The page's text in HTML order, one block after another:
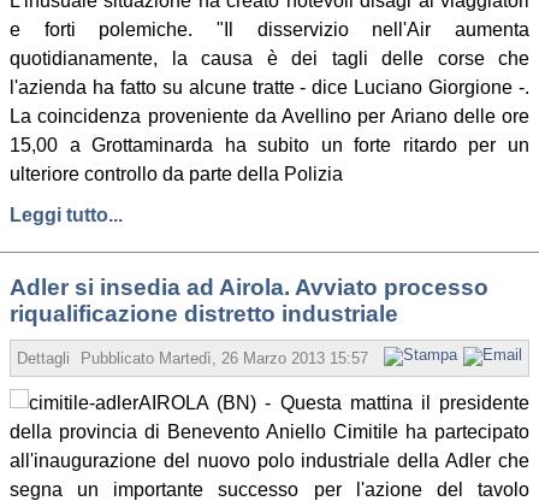
e forti polemiche. "Il disservizio nell'Air aumenta
quotidianamente, la causa è dei tagli delle corse che
l'azienda ha fatto su alcune tratte - dice Luciano Giorgione -.
La coincidenza proveniente da Avellino per Ariano delle ore
15,00 a Grottaminarda ha subito un forte ritardo per un
ulteriore controllo da parte della Polizia
Leggi tutto...
Adler si insedia ad Airola. Avviato processo
riqualificazione distretto industriale
Dettagli Pubblicato Martedì, 26 Marzo 2013 15:57 Scritto da Redazione
AIROLA (BN) - Questa mattina il presidente
della provincia di Benevento Aniello Cimitile ha partecipato
all'inaugurazione del nuovo polo industriale della Adler che
segna un importante successo per l'azione del tavolo